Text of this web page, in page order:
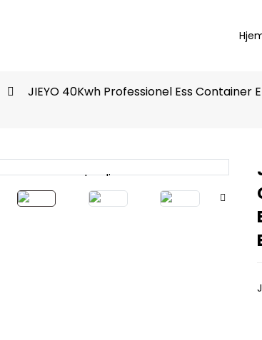
JIEYO 40Kwh Professionel Ess
Loading...
Loading...